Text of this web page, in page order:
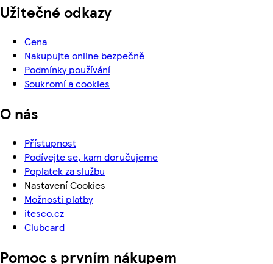
Užitečné odkazy
Cena
Nakupujte online bezpečně
Podmínky používání
Soukromí a cookies
O nás
Přístupnost
Podívejte se, kam doručujeme
Poplatek za službu
Nastavení Cookies
Možnosti platby
itesco.cz
Clubcard
Pomoc s prvním nákupem